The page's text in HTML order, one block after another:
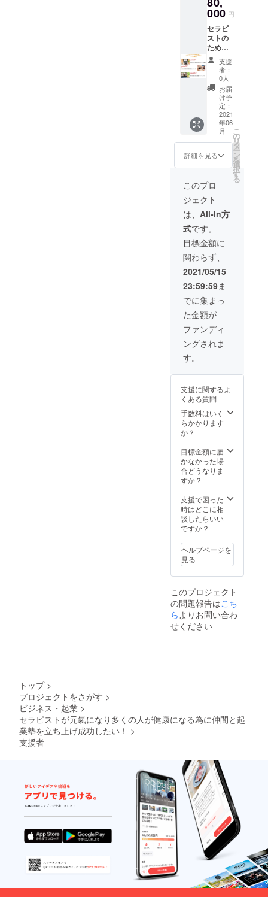
をお申
し出く
ださ
い。
必ず実
行しま
数秘か
カラー
や あな
たが選
んだ選
んだ色
から深
層心理
から読
み解い
ていき
ます。
備考：
「All in
方式」
す。
ワー
ク） 英
国オー
ラソー
マのカ
ラーセ
ラピー
をベー
スのオ
リジナ
ルで
す。お
誕生日
や星座
や名前
からか
秘と本
ラーや
あなた
が選ん
だ選ん
だ色の
深層心
理を読
み解い
ます。
オンラ
イン
ZOOM
で、受
講され
る日時
供しま
す。 他
の方と
日程が
合え
ば、グ
なる可
能性が
ありま
もグ
ループ
受講ほ
うが受
ことが
多くな
ります
が、個
がご希
望の方
は、遠
慮なく
その旨
行しま
000 円
セラピ
ストの
ための
起業
塾 塾
生モニ
ター
コース
提供 先
着38名
様迄
（オン
ライン
ZOOM
提供の
プアク
ティブ
ラーニ
ング）
〇課題
やお悩
みに合
わせた
心理カ
ウンセ
リング
（90分×
５回）
望む
未来を
創造す
るマイ
ンド
のセッ
〇デジ
タル
マーケ
ティン
（90分×
５講
座） ①
（基本
講座）
問題解
決ワー
解決方
法を探
して目
標設定
グラム
２（基
本講
座） 強
み発掘
（基本
③➡競
合に勝
つポジ
ショニ
ング ④
プログ
ラム４
（基本
講座）
コンセ
プト設
計④➡
選ばれ
るため
支援
者：
0人
お届
け予
定：
2021
年06
月
詳細を見る
こ
の
リ
タ
ー
ン
を
選
択
す
る
このプロ
ジェクト
は、 All-In方
式です。
目標金額に
関わらず、
2021/05/15
23:59:59ま
でに集まっ
た金額が
ファンディ
ングされま
す。
支援に関するよ
くある質問
手数料はいく
らかかります
か？
目標金額に届
かなかった場
合どうなりま
すか？
支援で困った
時はどこに相
談したらいい
ですか？
ヘルプページを
見る
このプロジェクト
の問題報告はこち
らよりお問い合わ
せください
トップ >
プロジェクトをさがす >
ビジネス・起業 >
セラピストが元氣になり多くの人が健康になる為に仲間と起
業塾を立ち上げ成功したい！ >
支援者